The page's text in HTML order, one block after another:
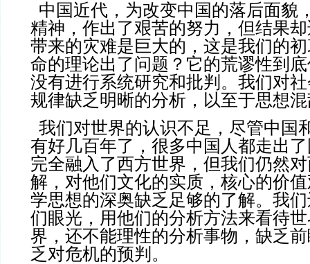
中国近代，为改变中国的落后面貌
精神，作出了艰苦的努力，但结果
带来的灾难是巨大的，这是我们的
命的理论出了问题？它的荒谬性到
没有进行系统研究和批判。我们对
规律缺乏明晰的分析，以至于思想
我们对世界的认识不足，尽管中国
有好几百年了，很多中国人都走出
完全融入了西方世界，但我们仍然
解，对他们文化的实质，核心的价
学思想的深奥缺乏足够的了解。我
们眼光，用他们的分析方法来看待
界，还不能理性的分析事物，缺乏
乏对危机的预判。